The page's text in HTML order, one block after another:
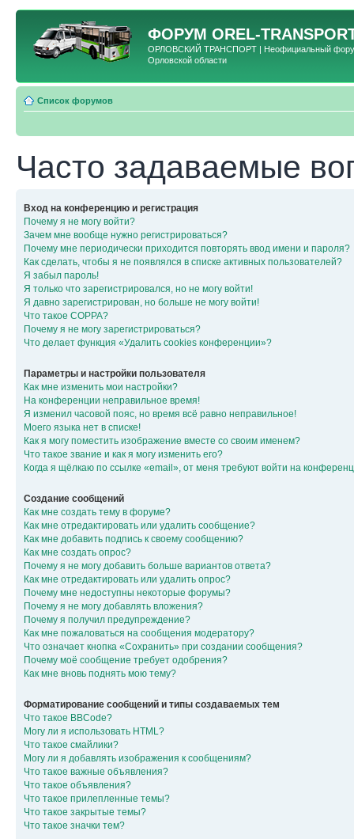
ФОРУМ OREL-
ОРЛОВСКИЙ ТРАНСПОРТ | Неофициальный форум
Орловской области
Список форумов
Часто задаваемые
Вход на конференцию и регистрация
Почему я не могу войти?
Зачем мне вообще нужно регистрироваться?
Почему мне периодически приходится повторять ввод имени и пароля?
Как сделать, чтобы я не появлялся в списке активных пользователей?
Я забыл пароль!
Я только что зарегистрировался, но не могу войти!
Я давно зарегистрирован, но больше не могу войти!
Что такое COPPA?
Почему я не могу зарегистрироваться?
Что делает функция «Удалить cookies конференции»?
Параметры и настройки пользователя
Как мне изменить мои настройки?
На конференции неправильное время!
Я изменил часовой пояс, но время всё равно неправильное!
Моего языка нет в списке!
Как я могу поместить изображение вместе со своим именем?
Что такое звание и как я могу изменить его?
Когда я щёлкаю по ссылке «email», от меня требуют войти на
Создание сообщений
Как мне создать тему в форуме?
Как мне отредактировать или удалить сообщение?
Как мне добавить подпись к своему сообщению?
Как мне создать опрос?
Почему я не могу добавить больше вариантов ответа?
Как мне отредактировать или удалить опрос?
Почему мне недоступны некоторые форумы?
Почему я не могу добавлять вложения?
Почему я получил предупреждение?
Как мне пожаловаться на сообщения модератору?
Что означает кнопка «Сохранить» при создании сообщения?
Почему моё сообщение требует одобрения?
Как мне вновь поднять мою тему?
Форматирование сообщений и типы создаваемых тем
Что такое BBCode?
Могу ли я использовать HTML?
Что такое смайлики?
Могу ли я добавлять изображения к сообщениям?
Что такое важные объявления?
Что такое объявления?
Что такое прилепленные темы?
Что такое закрытые темы?
Что такое значки тем?